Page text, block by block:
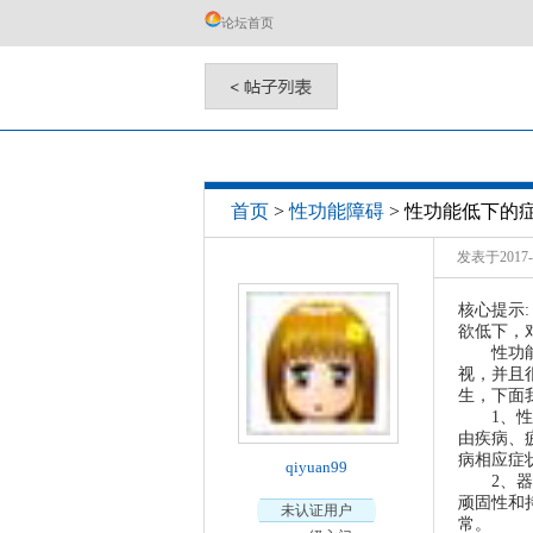
论坛首页
首页 >性功能障碍 >性功能低下的
qiyuan99
未认证用户
发表于
核心提示
欲低下，
性功能
视，并且
生，下面
1、性欲
由疾病、
病相应症
2、器质
顽固性和
常。